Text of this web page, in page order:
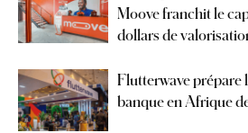
Moove franchit le
dollars de
Flutterwave prépare
banque en Afrique